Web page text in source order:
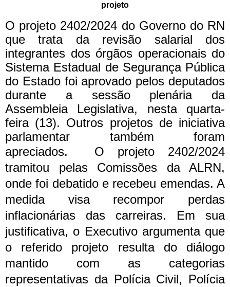
projeto
O projeto 2402/2024 do Governo do RN
que trata da revisão salarial dos
integrantes dos órgãos operacionais do
Sistema Estadual de Segurança Pública
do Estado foi aprovado pelos deputados
durante a sessão plenária da
Assembleia Legislativa, nesta quarta-
feira (13). Outros projetos de iniciativa
parlamentar também foram
apreciados. O projeto 2402/2024
tramitou pelas Comissões da ALRN,
onde foi debatido e recebeu emendas. A
medida visa recompor perdas
inflacionárias das carreiras. Em sua
justificativa, o Executivo argumenta que
o referido projeto resulta do diálogo
mantido com as categorias
representativas da Polícia Civil, Polícia